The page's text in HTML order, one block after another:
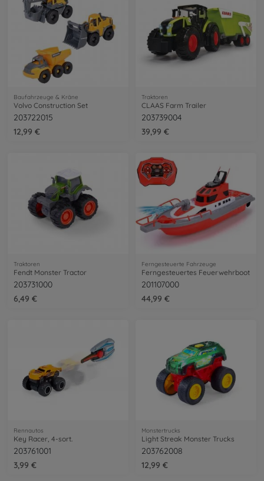
Baufahrzeuge & Kräne
Volvo Construction Set
203722015
12,99 €
Traktoren
CLAAS Farm Trailer
203739004
39,99 €
Traktoren
Fendt Monster Tractor
203731000
6,49 €
Ferngesteuerte Fahrzeuge
Ferngesteuertes Feuerwehrboot
201107000
44,99 €
Rennautos
Key Racer, 4-sort.
203761001
3,99 €
Monstertrucks
Light Streak Monster Trucks
203762008
12,99 €